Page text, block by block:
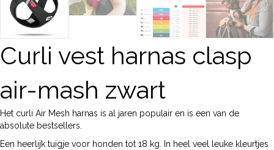
Curli vest harnas clasp
air-mash zwart
Het curli Air Mesh harnas is al jaren populair en is een van de
absolute bestsellers.
Een heerlijk tuigje voor honden tot 18 kg. In heel veel leuke kleurtjes